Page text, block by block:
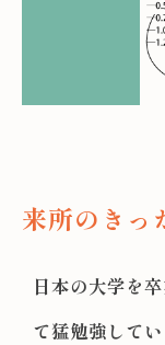
来所のきっ
日本の大学を
て猛勉強してい